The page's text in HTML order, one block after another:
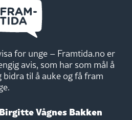
for unge – Framtida.no er
avis, som har som mål å
til å auke og få fram
Birgitte Vågnes Bakken